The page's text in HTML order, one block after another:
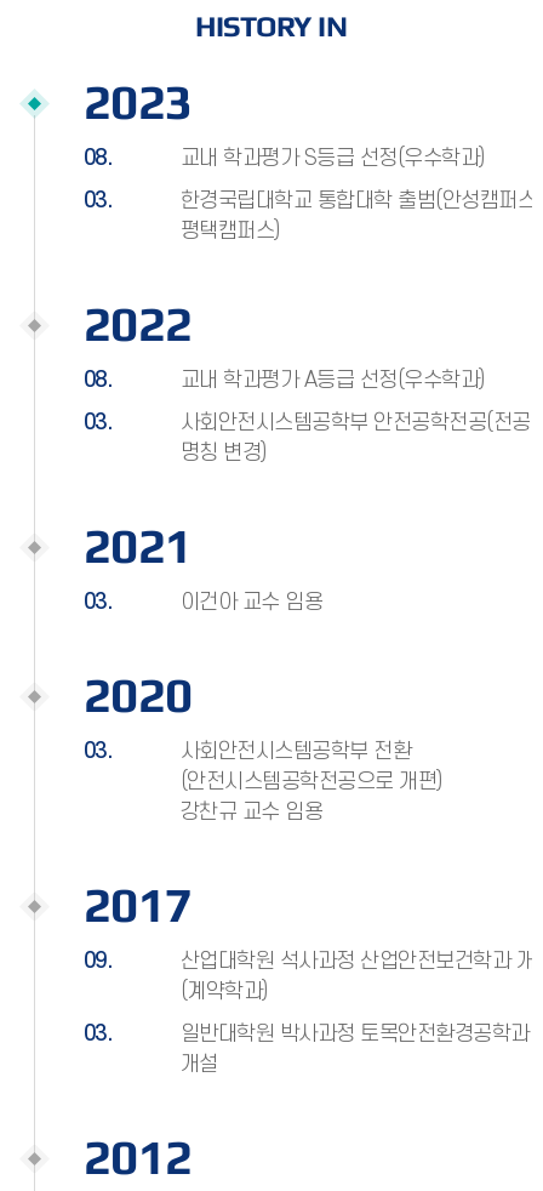
HISTORY IN
2023
08.
교내 학과평가 S등급 선정(우수학과)
03.
한경국립대학교 통합대학 출범(안성캠퍼스,
평택캠퍼스)
2022
08.
교내 학과평가 A등급 선정(우수학과)
03.
사회안전시스템공학부 안전공학전공(전공
명칭 변경)
2021
03. 이건아 교수 임용
2020
03.
사회안전시스템공학부 전환
(안전시스템공학전공으로 개편)
강찬규 교수 임용
2017
09.
산업대학원 석사과정 산업안전보건학과 개
(계약학과)
03.
일반대학원 박사과정 토목안전환경공학과
개설
2012